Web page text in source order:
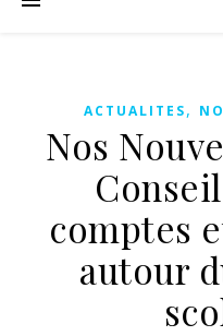
ACTUALITES,
Nos
comptes
autour